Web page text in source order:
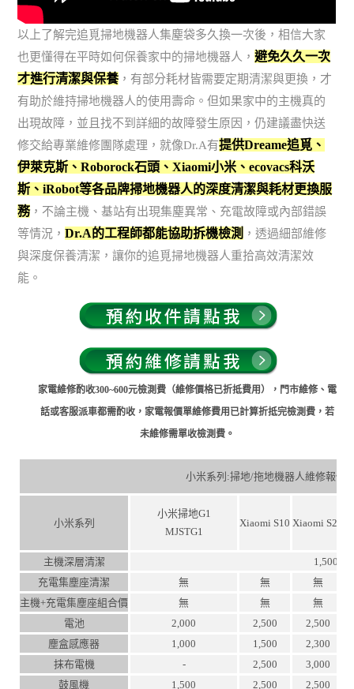
以上了解完追覓掃地機器人集塵袋多久換一次後，相信大家
也更懂得在平時如何保養家中的掃地機器人，避免久久一次
才進行清潔與保養 ，有部分耗材皆需要定期清潔與更換，才
有助於維持掃地機器人的使用壽命。但如果家中的主機真的
出現故障，並且找不到詳細的故障發生原因，仍建議盡快送
修交給專業維修團隊處理，就像Dr.A有提供Dreame追覓、
伊萊克斯、Roborock石頭、Xiaomi小米、ecovacs科沃
斯、iRobot等各品牌掃地機器人的深度清潔與耗材更換服
務，不論主機、基站有出現集塵異常、充電故障或內部錯誤
等情況，Dr.A的工程師都能協助拆機檢測 ，透過細部維修
與深度保養清潔，讓你的追覓掃地機器人重拾高效清潔效
能。
家電維修酌收300~600元檢測費（維修價格已折抵費用），門市維修、電
話或客服派車都需酌收，家電報價單維修費用已計算折抵完檢測費，若
未維修需單收檢測費。
小米系列:掃地/拖地機器人維修報價
小米系列
小米掃地G1
MJSTG1
Xiaomi S10 Xiaomi S20
主機深層清潔
1,500
充電集塵座清潔
無 無
無
主機+充電集塵座組合價
無 無
無
電池
2,000 2,500
2,500
塵盒感應器
1,000 1,500
2,300
抹布電機
- 2,500
3,000
鼓風機
1,500 2,500 2,500